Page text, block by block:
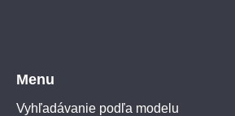
Menu
Vyhľadávanie podľa modelu